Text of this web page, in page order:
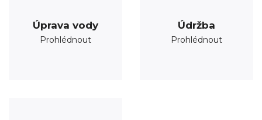
Úprava vody
Prohlédnout
Údržba
Prohlédnout